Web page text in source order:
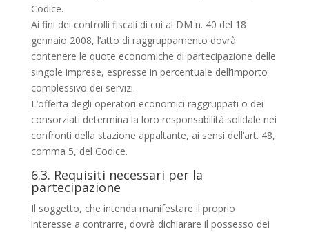
Codice.
Ai fini dei controlli fiscali di cui al DM n. 40 del 18
gennaio 2008, l’atto di raggruppamento dovrà
contenere le quote economiche di partecipazione delle
singole imprese, espresse in percentuale dell’importo
complessivo dei servizi.
L’offerta degli operatori economici raggruppati o dei
consorziati determina la loro responsabilità solidale nei
confronti della stazione appaltante, ai sensi dell’art. 48,
comma 5, del Codice.
6.3. Requisiti necessari per la
partecipazione
Il soggetto, che intenda manifestare il proprio
interesse a contrarre, dovrà dichiarare il possesso dei